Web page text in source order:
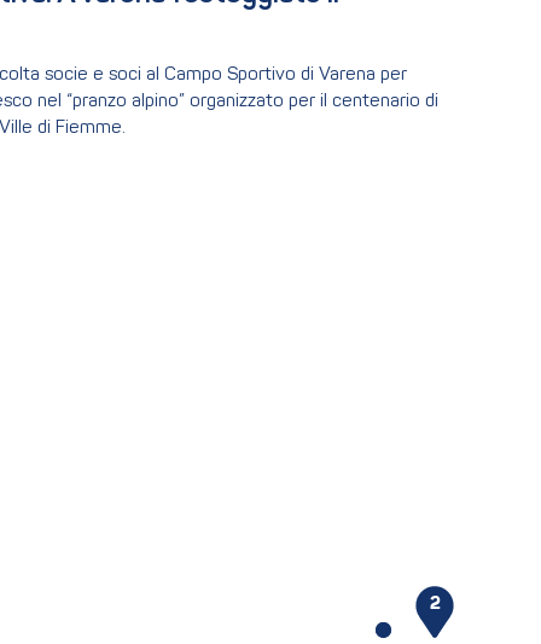
socie e soci al Campo Sportivo di Varena per
nel “pranzo alpino” organizzato per il centenario di
di Fiemme.
2